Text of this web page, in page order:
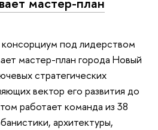
под лидерством
мастер-план города Новый
стратегических
вектор его развития до
работает команда из 38
архитектуры,